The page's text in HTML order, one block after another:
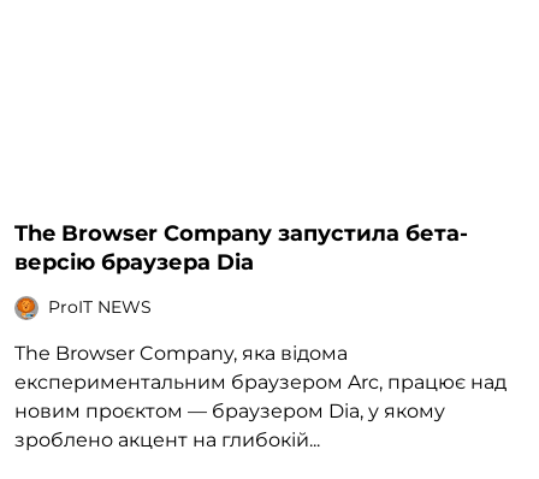
The Browser Company запустила бета-
версію браузера Dia
ProIT NEWS
The Browser Company, яка відома
експериментальним браузером Arc, працює над
новим проєктом — браузером Dia, у якому
зроблено акцент на глибокій...